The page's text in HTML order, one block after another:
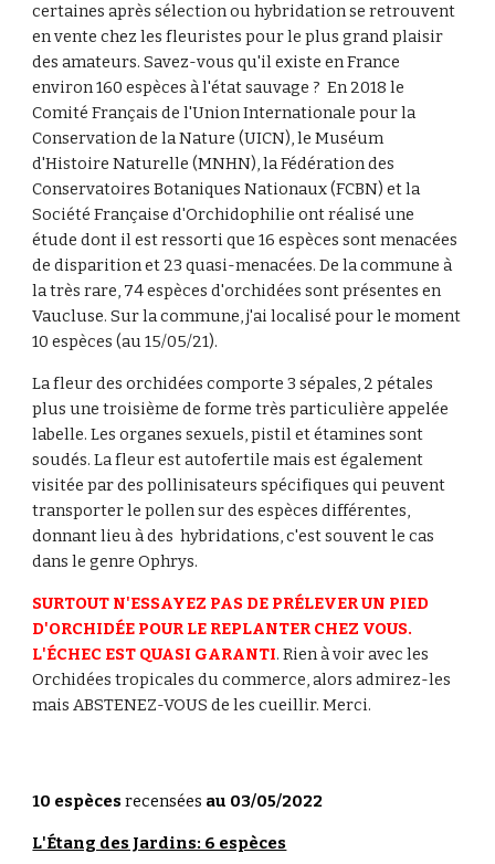
certaines après sélection ou hybridation se retrouvent
en vente chez les fleuristes pour le plus grand plaisir
des amateurs. Savez-vous qu'il existe en France
environ 160 espèces à l'état sauvage ?  En 2018 le
Comité Français de l'Union Internationale pour la
Conservation de la Nature (UICN), le Muséum
d'Histoire Naturelle (MNHN), la Fédération des
Conservatoires Botaniques Nationaux (FCBN) et la
Société Française d'Orchidophilie ont réalisé une
étude dont il est ressorti que 16 espèces sont menacées
de disparition et 23 quasi-menacées. De la commune à
la très rare, 74 espèces d'orchidées sont présentes en
Vaucluse. Sur la commune, j'ai localisé pour le moment
10 espèces (au 15/05/21).
La fleur des orchidées comporte 3 sépales, 2 pétales
plus une troisième de forme très particulière appelée
labelle. Les organes sexuels, pistil et étamines sont
soudés. La fleur est autofertile mais est également
visitée par des pollinisateurs spécifiques qui peuvent
transporter le pollen sur des espèces différentes,
donnant lieu à des  hybridations, c'est souvent le cas
dans le genre Ophrys.
SURTOUT N'ESSAYEZ PAS DE PRÉLEVER UN PIED
D'ORCHIDÉE POUR LE REPLANTER CHEZ VOUS.
L'ÉCHEC EST QUASI GARANTI. Rien à voir avec les
Orchidées tropicales du commerce, alors admirez-les
mais ABSTENEZ-VOUS de les cueillir. Merci.
10 espèces recensées au 03/05/2022
L'Étang des Jardins: 6 espèces